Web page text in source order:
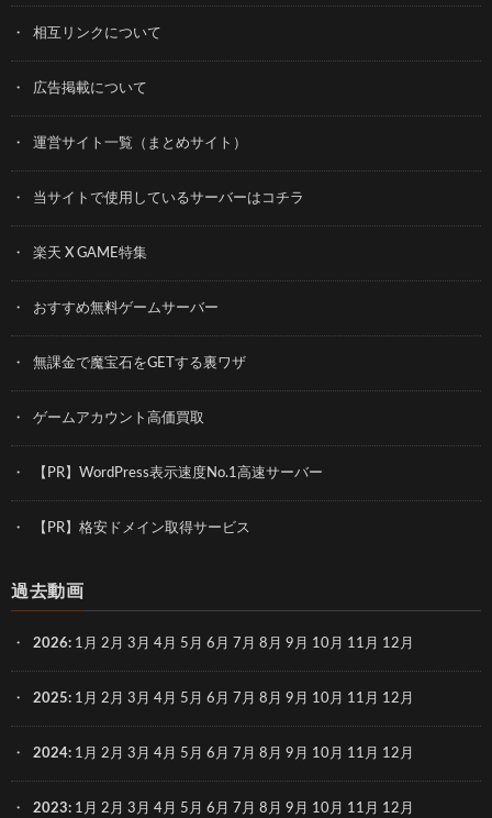
相互リンクについて
広告掲載について
運営サイト一覧（まとめサイト）
当サイトで使用しているサーバーはコチラ
楽天 X GAME特集
おすすめ無料ゲームサーバー
無課金で魔宝石をGETする裏ワザ
ゲームアカウント高価買取
【PR】WordPress表示速度No.1高速サーバー
【PR】格安ドメイン取得サービス
過去動画
2026: 1月 2月 3月 4月 5月 6月 7月 8月 9月 10月 11月 12月
2025: 1月 2月 3月 4月 5月 6月 7月 8月 9月 10月 11月 12月
2024: 1月 2月 3月 4月 5月 6月 7月 8月 9月 10月 11月 12月
2023: 1月 2月 3月 4月 5月 6月 7月 8月 9月 10月 11月 12月